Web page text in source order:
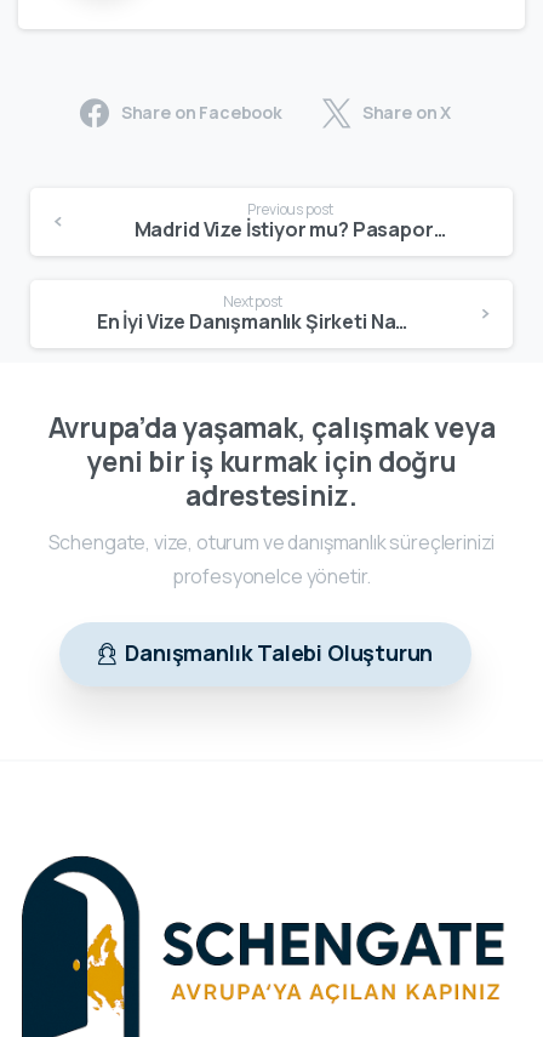
Share on Facebook Share on X
Previous post
Madrid Vize İstiyor mu? Pasaport Türüne Göre Güncel Vize Durumu
Next post
En İyi Vize Danışmanlık Şirketi Nasıl Seçilir? Güvenli ve Başarılı Başvuru Rehberi
Avrupa’da yaşamak, çalışmak veya
yeni bir iş kurmak için doğru
adrestesiniz.
Schengate, vize, oturum ve danışmanlık süreçlerinizi
profesyonelce yönetir.
Danışmanlık Talebi Oluşturun